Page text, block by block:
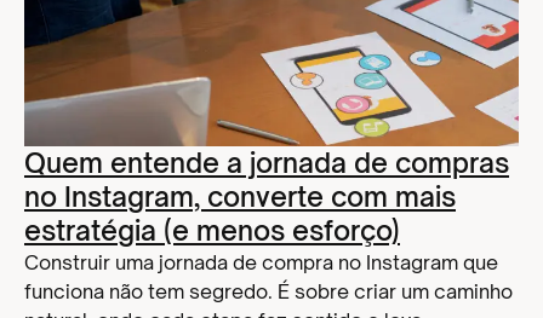
Quem entende a jornada de compras
no Instagram, converte com mais
estratégia (e menos esforço)
Construir uma jornada de compra no Instagram que
funciona não tem segredo. É sobre criar um caminho